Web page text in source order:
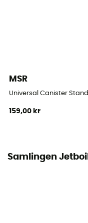
Strøm
2 600 W
Tilbehør
MSR
Universal Canister Stand
159,00 kr
Samlingen Jetboil